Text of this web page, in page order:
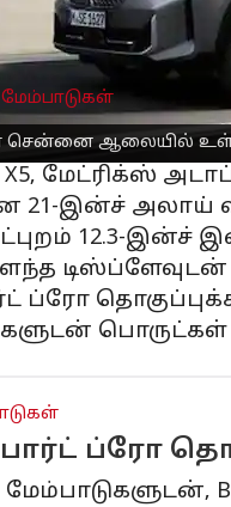
சென்னை ஆலையில்
மேம்பாடுகள்
காரில்
X5, மேட்ரிக்ஸ்
21-இன்ச் அலாய்
12.3-
டிஸ்ப்ளேவுடன்
ப்ரோ
ப்ரோ